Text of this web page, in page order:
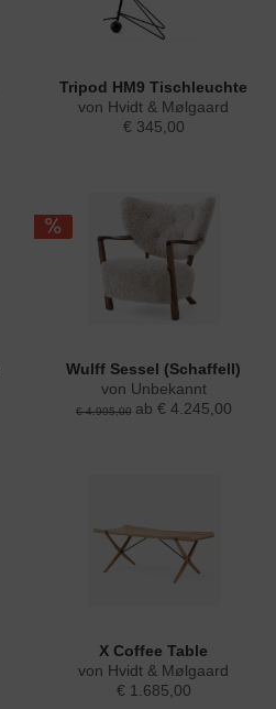
Tripod HM9 Tischleuchte
von Hvidt & Mølgaard
€ 345,00
Wulff Sessel (Schaffell)
von Unbekannt
€ 4.995,00 ab € 4.245,00
X Coffee Table
von Hvidt & Mølgaard
€ 1.685,00